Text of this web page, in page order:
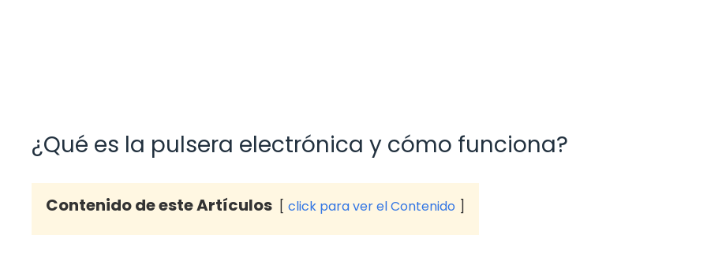
¿Qué es la pulsera electrónica y cómo funciona?
Contenido de este Artículos click para ver el Contenido